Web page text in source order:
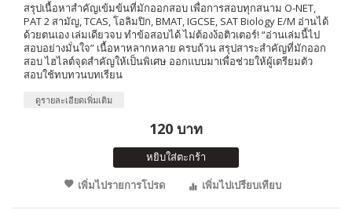
สรุปเนื้อหาสำคัญเข้มข้นที่มักออกสอบ เพื่อการสอบทุกสนาม O-NET,
PAT 2 สามัญ, TCAS, โอลิมปิก, BMAT, IGCSE, SAT Biology E/M อ่านได้
ด้วยตนเอง เล่มเดียวจบ ทำข้อสอบได้ ไม่ต้องง้อติวเตอร์! “อ่านเล่มนี้ไป
สอบอย่างมั่นใจ” เนื้อหาหลากหลาย ครบถ้วน สรุปสาระสำคัญที่มักออก
สอบ ไฮไลต์จุดสำคัญให้เป็นพิเศษ ออกแบบมาเพื่อช่วยให้ผู้เตรียมตัว
สอบใช้ทบทวนบทเรียน
ดูรายละเอียดเพิ่มเติม
120 บาท
หยิบใส่ตะกร้า
เพิ่มไปรายการโปรด
เพิ่มไปเปรียบเทียบ